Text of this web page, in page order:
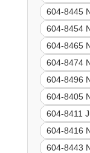
604-8445
604-8454
604-8465
604-8474
604-8496
604-8405
604-8411
604-8416
604-8443